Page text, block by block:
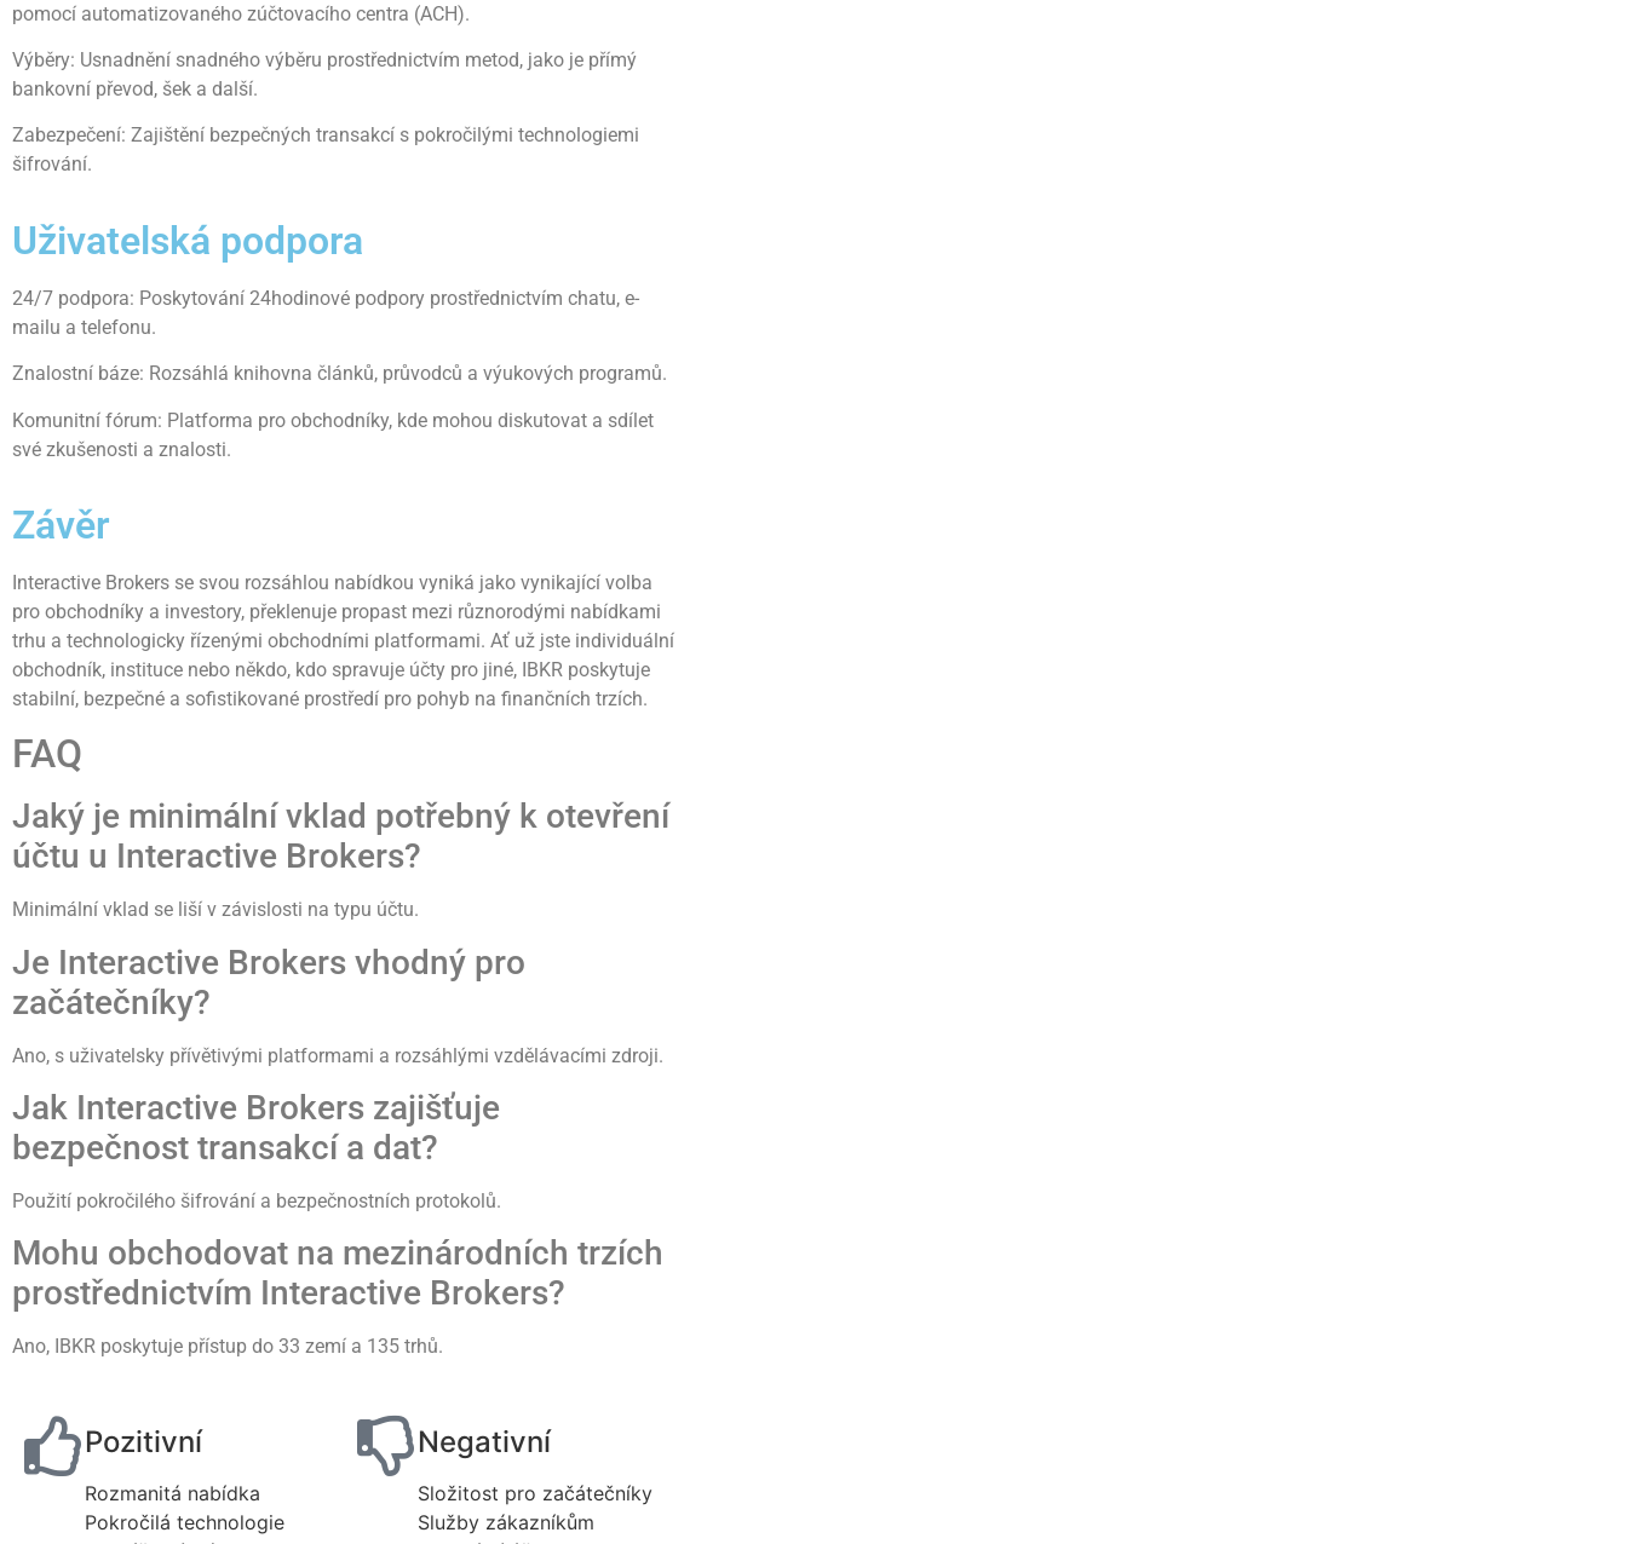
pomocí automatizovaného zúčtovacího centra (ACH).
Výběry: Usnadnění snadného výběru prostřednictvím metod, jako je přímý
bankovní převod, šek a další.
Zabezpečení: Zajištění bezpečných transakcí s pokročilými technologiemi
šifrování.
Uživatelská podpora
24/7 podpora: Poskytování 24hodinové podpory prostřednictvím chatu, e-
mailu a telefonu.
Znalostní báze: Rozsáhlá knihovna článků, průvodců a výukových programů.
Komunitní fórum: Platforma pro obchodníky, kde mohou diskutovat a sdílet
své zkušenosti a znalosti.
Závěr
Interactive Brokers se svou rozsáhlou nabídkou vyniká jako vynikající volba
pro obchodníky a investory, překlenuje propast mezi různorodými nabídkami
trhu a technologicky řízenými obchodními platformami. Ať už jste individuální
obchodník, instituce nebo někdo, kdo spravuje účty pro jiné, IBKR poskytuje
stabilní, bezpečné a sofistikované prostředí pro pohyb na finančních trzích.
FAQ
Jaký je minimální vklad potřebný k otevření
účtu u Interactive Brokers?
Minimální vklad se liší v závislosti na typu účtu.
Je Interactive Brokers vhodný pro
začátečníky?
Ano, s uživatelsky přívětivými platformami a rozsáhlými vzdělávacími zdroji.
Jak Interactive Brokers zajišťuje
bezpečnost transakcí a dat?
Použití pokročilého šifrování a bezpečnostních protokolů.
Mohu obchodovat na mezinárodních trzích
prostřednictvím Interactive Brokers?
Ano, IBKR poskytuje přístup do 33 zemí a 135 trhů.
Pozitivní
Rozmanitá nabídka
Pokročilá technologie
Negativní
Složitost pro začátečníky
Služby zákazníkům